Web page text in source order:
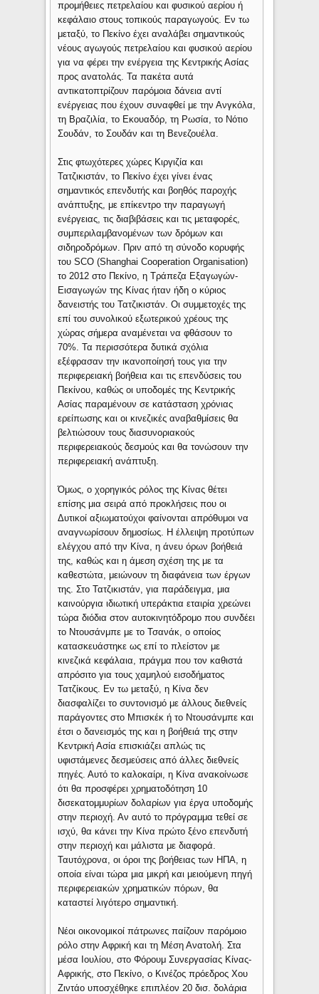
προμήθειες πετρελαίου και φυσικού αερίου ή
κεφάλαιο στους τοπικούς παραγωγούς. Εν τω
μεταξύ, το Πεκίνο έχει αναλάβει σημαντικούς
νέους αγωγούς πετρελαίου και φυσικού αερίου
για να φέρει την ενέργεια της Κεντρικής Ασίας
προς ανατολάς. Τα πακέτα αυτά
αντικατοπτρίζουν παρόμοια δάνεια αντί
ενέργειας που έχουν συναφθεί με την Ανγκόλα,
τη Βραζιλία, το Εκουαδόρ, τη Ρωσία, το Νότιο
Σουδάν, το Σουδάν και τη Βενεζουέλα.
Στις φτωχότερες χώρες Κιργιζία και
Τατζικιστάν, το Πεκίνο έχει γίνει ένας
σημαντικός επενδυτής και βοηθός παροχής
ανάπτυξης, με επίκεντρο την παραγωγή
ενέργειας, τις διαβιβάσεις και τις μεταφορές,
συμπεριλαμβανομένων των δρόμων και
σιδηροδρόμων. Πριν από τη σύνοδο κορυφής
του SCΟ (Shanghai Cooperation Organisation)
το 2012 στο Πεκίνο, η Τράπεζα Εξαγωγών-
Εισαγωγών της Κίνας ήταν ήδη ο κύριος
δανειστής του Τατζικιστάν. Οι συμμετοχές της
επί του συνολικού εξωτερικού χρέους της
χώρας σήμερα αναμένεται να φθάσουν το
70%. Τα περισσότερα δυτικά σχόλια
εξέφρασαν την ικανοποίησή τους για την
περιφερειακή βοήθεια και τις επενδύσεις του
Πεκίνου, καθώς οι υποδομές της Κεντρικής
Ασίας παραμένουν σε κατάσταση χρόνιας
ερείπωσης και οι κινεζικές αναβαθμίσεις θα
βελτιώσουν τους διασυνοριακούς
περιφερειακούς δεσμούς και θα τονώσουν την
περιφερειακή ανάπτυξη.
Όμως, ο χορηγικός ρόλος της Κίνας θέτει
επίσης μια σειρά από προκλήσεις που οι
Δυτικοί αξιωματούχοι φαίνονται απρόθυμοι να
αναγνωρίσουν δημοσίως. Η έλλειψη προτύπων
ελέγχου από την Κίνα, η άνευ όρων βοήθειά
της, καθώς και η άμεση σχέση της με τα
καθεστώτα, μειώνουν τη διαφάνεια των έργων
της. Στο Τατζικιστάν, για παράδειγμα, μια
καινούργια ιδιωτική υπεράκτια εταιρία χρεώνει
τώρα διόδια στον αυτοκινητόδρομο που συνδέει
το Ντουσάνμπε με το Τσανάκ, ο οποίος
κατασκευάστηκε ως επί το πλείστον με
κινεζικά κεφάλαια, πράγμα που τον καθιστά
απρόσιτο για τους χαμηλού εισοδήματος
Τατζίκους. Εν τω μεταξύ, η Κίνα δεν
διασφαλίζει το συντονισμό με άλλους διεθνείς
παράγοντες στο Μπισκέκ ή το Ντουσάνμπε και
έτσι ο δανεισμός της και η βοήθειά της στην
Κεντρική Ασία επισκιάζει απλώς τις
υφιστάμενες δεσμεύσεις από άλλες διεθνείς
πηγές. Αυτό το καλοκαίρι, η Κίνα ανακοίνωσε
ότι θα προσφέρει χρηματοδότηση 10
δισεκατομμυρίων δολαρίων για έργα υποδομής
στην περιοχή. Αν αυτό το πρόγραμμα τεθεί σε
ισχύ, θα κάνει την Κίνα πρώτο ξένο επενδυτή
στην περιοχή και μάλιστα με διαφορά.
Ταυτόχρονα, οι όροι της βοήθειας των ΗΠΑ, η
οποία είναι τώρα μια μικρή και μειούμενη πηγή
περιφερειακών χρηματικών πόρων, θα
καταστεί λιγότερο σημαντική.
Νέοι οικονομικοί πάτρωνες παίζουν παρόμοιο
ρόλο στην Αφρική και τη Μέση Ανατολή. Στα
μέσα Ιουλίου, στο Φόρουμ Συνεργασίας Κίνας-
Αφρικής, στο Πεκίνο, ο Κινέζος πρόεδρος Χου
Ζιντάο υποσχέθηκε επιπλέον 20 δισ. δολάρια